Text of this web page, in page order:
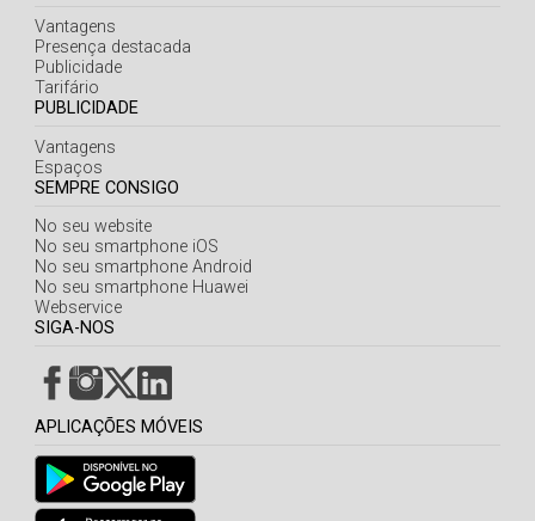
Vantagens
Presença destacada
Publicidade
Tarifário
PUBLICIDADE
Vantagens
Espaços
SEMPRE CONSIGO
No seu website
No seu smartphone iOS
No seu smartphone Android
No seu smartphone Huawei
Webservice
SIGA-NOS
APLICAÇÕES MÓVEIS